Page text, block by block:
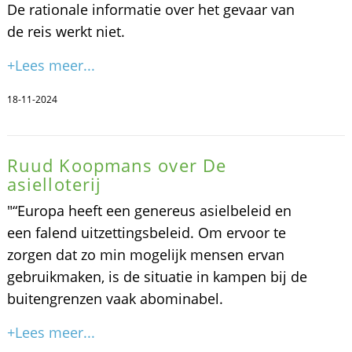
De rationale informatie over het gevaar van
de reis werkt niet.
+Lees meer...
18-11-2024
Ruud Koopmans over De
asielloterij
"“Europa heeft een genereus asielbeleid en
een falend uitzettingsbeleid. Om ervoor te
zorgen dat zo min mogelijk mensen ervan
gebruikmaken, is de situatie in kampen bij de
buitengrenzen vaak abominabel.
+Lees meer...